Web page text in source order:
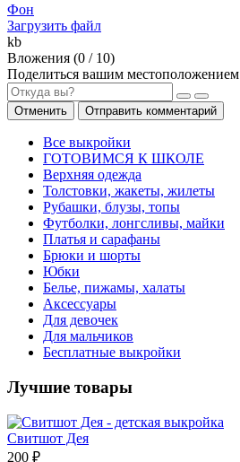
Фон
Загрузить файл
kb
Вложения (0 / 10)
Поделиться вашим местоположением
Отменить Отправить комментарий
Все выкройки
ГОТОВИМСЯ К ШКОЛЕ
Верхняя одежда
Толстовки, жакеты, жилеты
Рубашки, блузы, топы
Футболки, лонгсливы, майки
Платья и сарафаны
Брюки и шорты
Юбки
Белье, пижамы, халаты
Аксессуары
Для девочек
Для мальчиков
Бесплатные выкройки
Лучшие товары
Свитшот Дея
200 ₽